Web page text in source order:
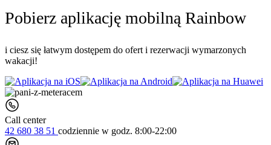
Pobierz aplikację mobilną Rainbow
i ciesz się łatwym dostępem do ofert i rezerwacji wymarzonych
wakacji!
Call center
42 680 38 51 codziennie w godz. 8:00-22:00